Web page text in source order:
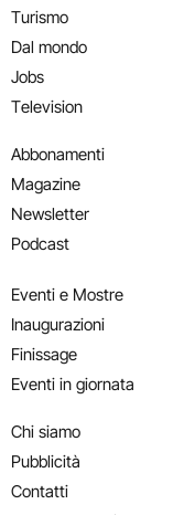
Turismo
Dal mondo
Jobs
Television
Abbonamenti
Magazine
Newsletter
Podcast
Eventi e Mostre
Inaugurazioni
Finissage
Eventi in giornata
Chi siamo
Pubblicità
Contatti